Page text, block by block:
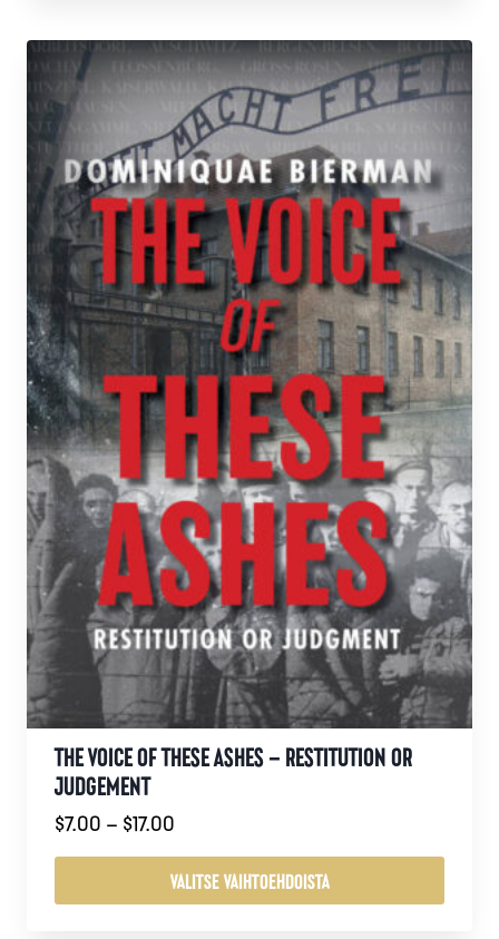
on
useampi
muunnelma.
Voit
tehdä
valinnat
tuotteen
sivulla.
THE VOICE OF THESE ASHES – RESTITUTION OR
JUDGEMENT
$7.00 – $17.00Hintaluokka:
-
$17.00
VALITSE VAIHTOEHDOISTA